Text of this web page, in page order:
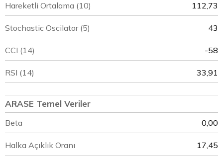
Hareketli Ortalama (10) 112,73
Stochastic Oscilator (5) 43
CCI (14) -58
RSI (14) 33,91
ARASE Temel Veriler
Beta 0,00
Halka Açıklık Oranı 17,45